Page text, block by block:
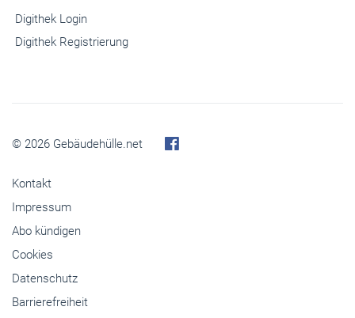
Digithek Login
Digithek Registrierung
© 2026 Gebäudehülle.net
Kontakt
Impressum
Abo kündigen
Cookies
Datenschutz
Barrierefreiheit